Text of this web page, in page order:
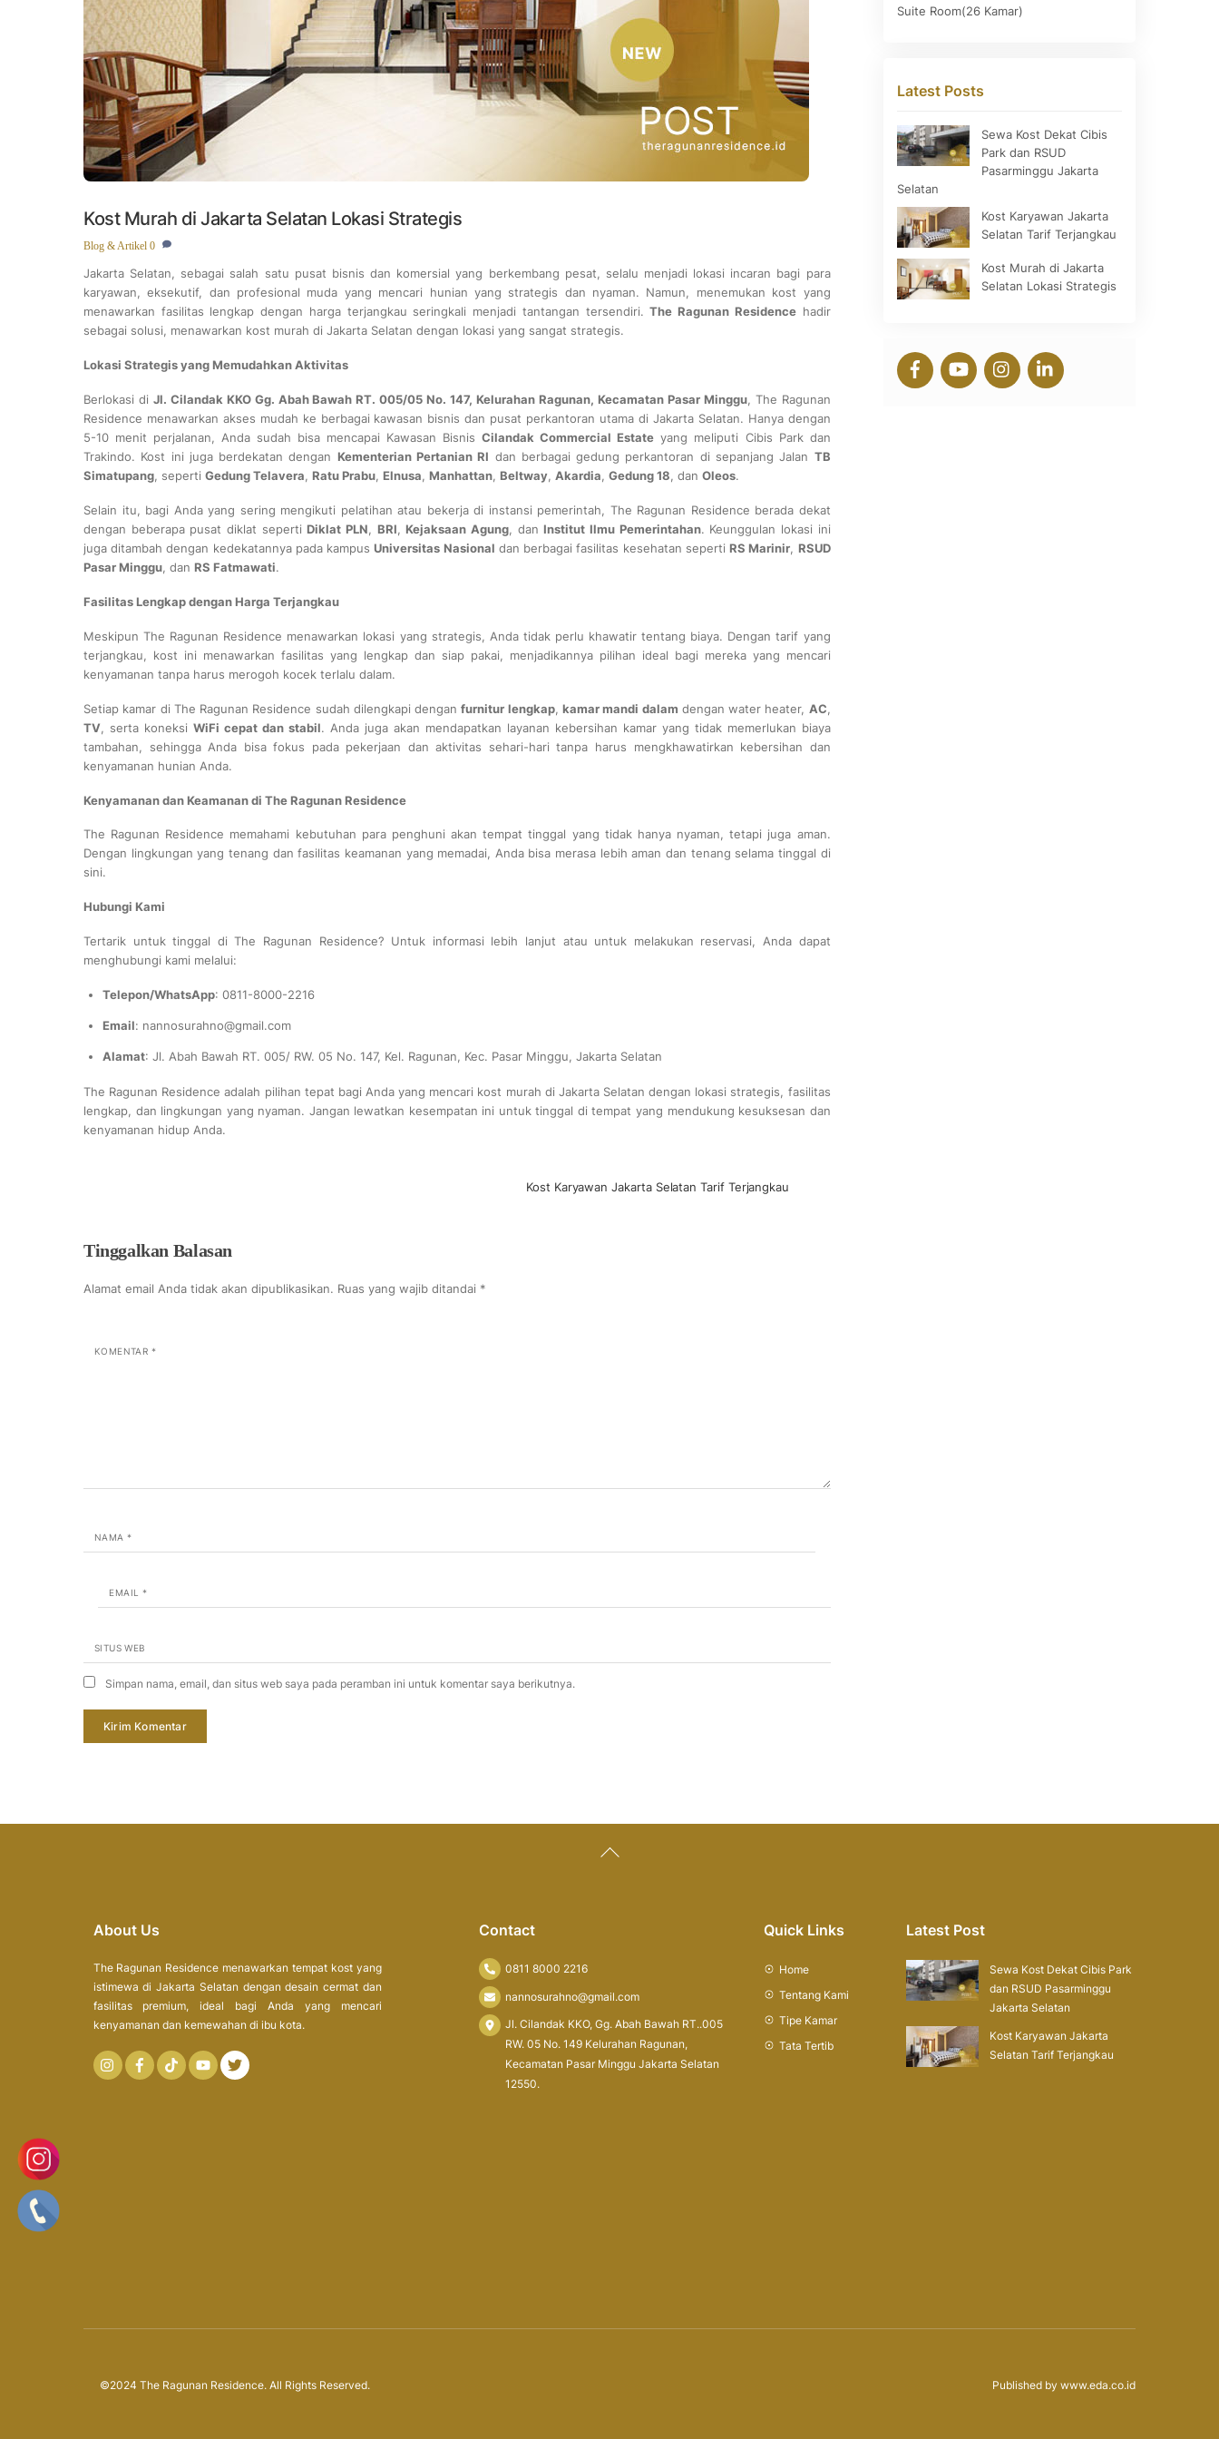
Kost Murah di Jakarta Selatan Lokasi Strategis
Blog & Artikel 0
Jakarta Selatan, sebagai salah satu pusat bisnis dan komersial yang berkembang pesat, selalu menjadi lokasi incaran bagi para
karyawan, eksekutif, dan profesional muda yang mencari hunian yang strategis dan nyaman. Namun, menemukan kost yang
menawarkan fasilitas lengkap dengan harga terjangkau seringkali menjadi tantangan tersendiri.The Ragunan Residencehadir
sebagai solusi, menawarkan kost murah di Jakarta Selatan dengan lokasi yang sangat strategis.
Lokasi Strategis yang Memudahkan Aktivitas
Berlokasi di Jl. Cilandak KKO Gg. Abah Bawah RT. 005/05 No. 147, Kelurahan Ragunan, Kecamatan Pasar Minggu, The Ragunan
Residence menawarkan akses mudah ke berbagai kawasan bisnis dan pusat perkantoran utama di Jakarta Selatan. Hanya dengan
5-10 menit perjalanan, Anda sudah bisa mencapai Kawasan BisnisCilandak Commercial Estate yang meliputi Cibis Park dan
Trakindo. Kost ini juga berdekatan dengan Kementerian Pertanian RI dan berbagai gedung perkantoran di sepanjang Jalan TB
Simatupang, seperti Gedung Telavera, Ratu Prabu, Elnusa, Manhattan, Beltway, Akardia, Gedung 18, dan Oleos.
Selain itu, bagi Anda yang sering mengikuti pelatihan atau bekerja di instansi pemerintah, The Ragunan Residence berada dekat
dengan beberapa pusat diklat sepertiDiklat PLN, BRI,Kejaksaan Agung, danInstitut Ilmu Pemerintahan. Keunggulan lokasi ini
juga ditambah dengan kedekatannya pada kampusUniversitas Nasional dan berbagai fasilitas kesehatan sepertiRS Marinir, RSUD
Pasar Minggu, dan RS Fatmawati.
Fasilitas Lengkap dengan Harga Terjangkau
Meskipun The Ragunan Residence menawarkan lokasi yang strategis, Anda tidak perlu khawatir tentang biaya. Dengan tarif yang
terjangkau, kost ini menawarkan fasilitas yang lengkap dan siap pakai, menjadikannya pilihan ideal bagi mereka yang mencari
kenyamanan tanpa harus merogoh kocek terlalu dalam.
Setiap kamar di The Ragunan Residence sudah dilengkapi denganfurnitur lengkap, kamar mandi dalam dengan water heater, AC,
TV, serta koneksi WiFi cepat dan stabil. Anda juga akan mendapatkan layanan kebersihan kamar yang tidak memerlukan biaya
tambahan, sehingga Anda bisa fokus pada pekerjaan dan aktivitas sehari-hari tanpa harus mengkhawatirkan kebersihan dan
kenyamanan hunian Anda.
Kenyamanan dan Keamanan di The Ragunan Residence
The Ragunan Residence memahami kebutuhan para penghuni akan tempat tinggal yang tidak hanya nyaman, tetapi juga aman.
Dengan lingkungan yang tenang dan fasilitas keamanan yang memadai, Anda bisa merasa lebih aman dan tenang selama tinggal di
sini.
Hubungi Kami
Tertarik untuk tinggal di The Ragunan Residence? Untuk informasi lebih lanjut atau untuk melakukan reservasi, Anda dapat
menghubungi kami melalui:
Telepon/WhatsApp: 0811-8000-2216
Email: nannosurahno@gmail.com
Alamat: Jl. Abah Bawah RT. 005/ RW. 05 No. 147, Kel. Ragunan, Kec. Pasar Minggu, Jakarta Selatan
The Ragunan Residence adalah pilihan tepat bagi Anda yang mencari kost murah di Jakarta Selatan dengan lokasi strategis, fasilitas
lengkap, dan lingkungan yang nyaman. Jangan lewatkan kesempatan ini untuk tinggal di tempat yang mendukung kesuksesan dan
kenyamanan hidup Anda.
Kost Karyawan Jakarta Selatan Tarif Terjangkau
Tinggalkan Balasan
Alamat email Anda tidak akan dipublikasikan. Ruas yang wajib ditandai *
KOMENTAR *
NAMA*
EMAIL *
SITUS WEB
Simpan nama, email, dan situs web saya pada peramban ini untuk komentar saya berikutnya.
Suite Room(26 Kamar)
Latest Posts
Sewa Kost Dekat Cibis
Park dan RSUD
Pasarminggu Jakarta
Selatan
Kost Karyawan Jakarta
Selatan Tarif Terjangkau
Kost Murah di Jakarta
Selatan Lokasi Strategis
Back
About Us
The Ragunan Residence menawarkan tempat kost yang
istimewa di Jakarta Selatan dengan desain cermat dan
fasilitas premium, ideal bagi Anda yang mencari
kenyamanan dan kemewahan di ibu kota.
Icon
Icon
Contact
0811 8000 2216
nannosurahno@gmail.com
Jl. Cilandak KKO, Gg. Abah Bawah RT..005
RW. 05 No. 149 Kelurahan Ragunan,
Kecamatan Pasar Minggu Jakarta Selatan
12550.
Quick Links
Home
Tentang Kami
Tipe Kamar
Tata Tertib
Latest Post
Sewa Kost Dekat Cibis Park
dan RSUD Pasarminggu
Jakarta Selatan
Kost Karyawan Jakarta
Selatan Tarif Terjangkau
©2024 The Ragunan Residence. All Rights Reserved. Published by www.eda.co.id